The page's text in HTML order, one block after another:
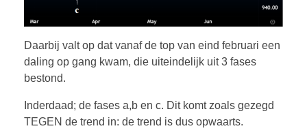
Daarbij valt op dat vanaf de top van eind februari een
daling op gang kwam, die uiteindelijk uit 3 fases
bestond.
Inderdaad; de fases a,b en c. Dit komt zoals gezegd
TEGEN de trend in: de trend is dus opwaarts.